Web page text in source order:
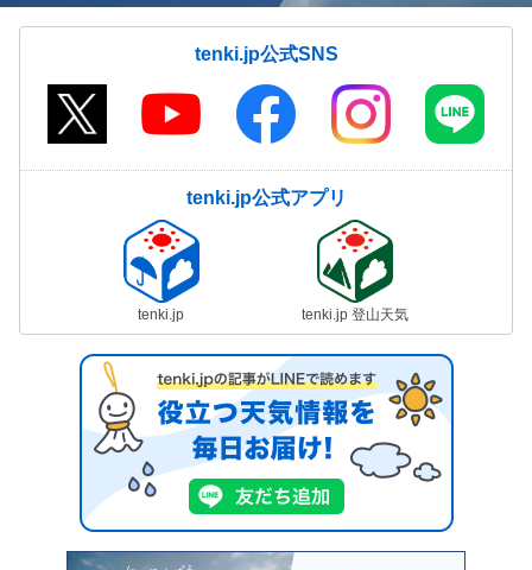
tenki.jp公式SNS
tenki.jp公式アプリ
tenki.jp tenki.jp 登山天気